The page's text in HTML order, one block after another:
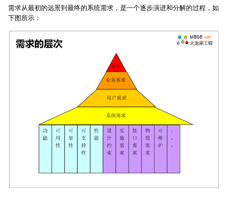
需求从最初的远景到最终的系统需求，是一个逐步演进和分解的过程，如
下图所示：